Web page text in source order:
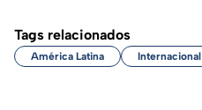
Tags relacionados
América Latina Internacional